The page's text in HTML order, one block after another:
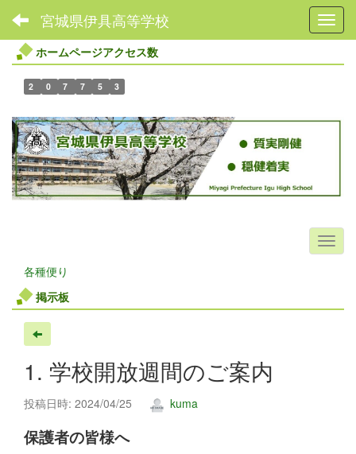
宮城県伊具高等学校
ホームページアクセス数
2 0 7 7 5 3
各種便り
掲示板
1. 学校開放週間のご案内
投稿日時: 2024/04/25 kuma
保護者の皆様へ